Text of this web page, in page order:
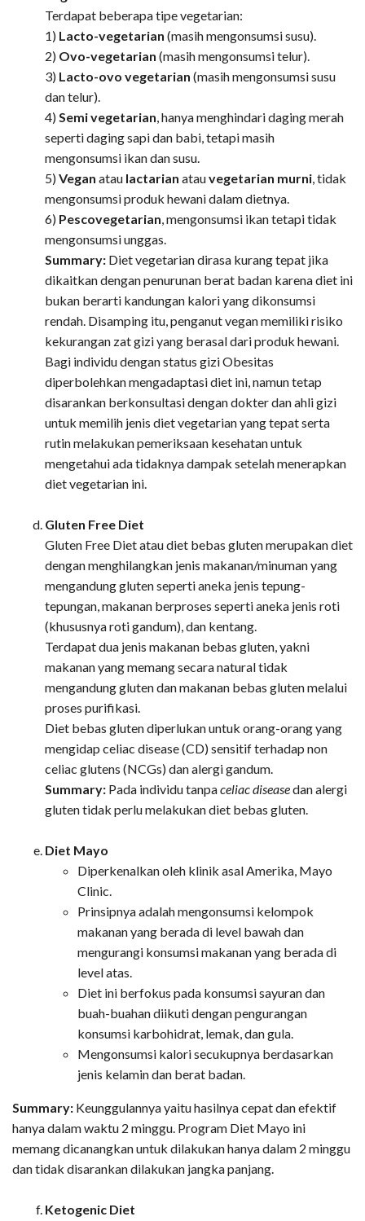
Terdapat beberapa tipe vegetarian:
1) Lacto-vegetarian (masih mengonsumsi susu).
2) Ovo-vegetarian (masih mengonsumsi telur).
3) Lacto-ovo vegetarian (masih mengonsumsi susu
dan telur).
4)Semi vegetarian, hanya menghindari daging merah
seperti daging sapi dan babi, tetapi masih
mengonsumsi ikan dan susu.
5)Vegan atau lactarian atauvegetarian murni, tidak
mengonsumsi produk hewani dalam dietnya.
6) Pescovegetarian, mengonsumsi ikan tetapi tidak
mengonsumsi unggas.
Summary: Diet vegetarian dirasa kurang tepat jika
dikaitkan dengan penurunan berat badan karena diet ini
bukan berarti kandungan kalori yang dikonsumsi
rendah. Disamping itu, penganut vegan memiliki risiko
kekurangan zat gizi yang berasal dari produk hewani.
Bagi individu dengan status gizi Obesitas
diperbolehkan mengadaptasi diet ini, namun tetap
disarankan berkonsultasi dengan dokter dan ahli gizi
untuk memilih jenis diet vegetarian yang tepat serta
rutin melakukan pemeriksaan kesehatan untuk
mengetahui ada tidaknya dampak setelah menerapkan
diet vegetarian ini.
Gluten Free Diet
Gluten Free Diet atau diet bebas gluten merupakan diet
dengan menghilangkan jenis makanan/minuman yang
mengandung gluten seperti aneka jenis tepung-
tepungan, makanan berproses seperti aneka jenis roti
(khususnya roti gandum), dan kentang.
Terdapat dua jenis makanan bebas gluten, yakni
makanan yang memang secara natural tidak
mengandung gluten dan makanan bebas gluten melalui
proses purifikasi.
Diet bebas gluten diperlukan untuk orang-orang yang
mengidap celiac disease (CD) sensitif terhadap non
celiac glutens (NCGs) dan alergi gandum.
Summary: Pada individu tanpaceliac diseasedan alergi
gluten tidak perlu melakukan diet bebas gluten.
Diet Mayo
Diperkenalkan oleh klinik asal Amerika, Mayo
Clinic.
Prinsipnya adalah mengonsumsi kelompok
makanan yang berada di level bawah dan
mengurangi konsumsi makanan yang berada di
level atas.
Diet ini berfokus pada konsumsi sayuran dan
buah-buahan diikuti dengan pengurangan
konsumsi karbohidrat, lemak, dan gula.
Mengonsumsi kalori secukupnya berdasarkan
jenis kelamin dan berat badan.
Summary: Keunggulannya yaitu hasilnya cepat dan efektif
hanya dalam waktu 2 minggu. Program Diet Mayo ini
memang dicanangkan untuk dilakukan hanya dalam 2 minggu
dan tidak disarankan dilakukan jangka panjang.
Ketogenic Diet